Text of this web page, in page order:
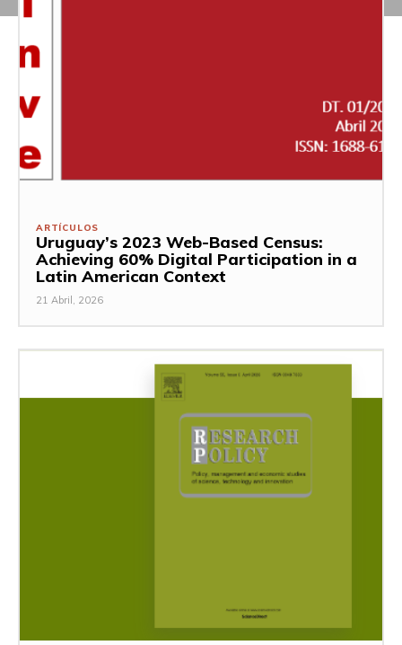
ARTÍCULOS
Uruguay’s 2023 Web-Based Census:
Achieving 60% Digital Participation in a
Latin American Context
21 Abril, 2026